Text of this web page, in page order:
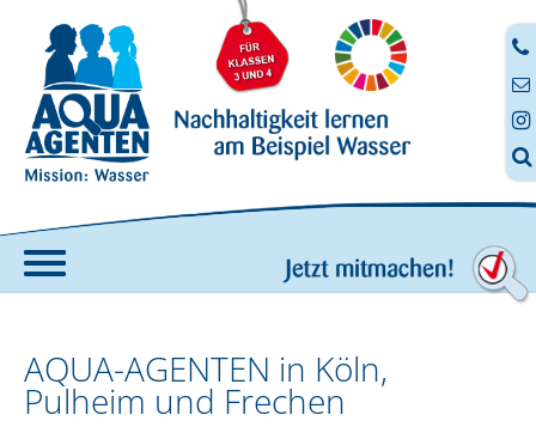




Angebote
AQUA-AGENTEN-Koffer
AQUA-AGENTEN in Köln,
Pulheim und Frechen